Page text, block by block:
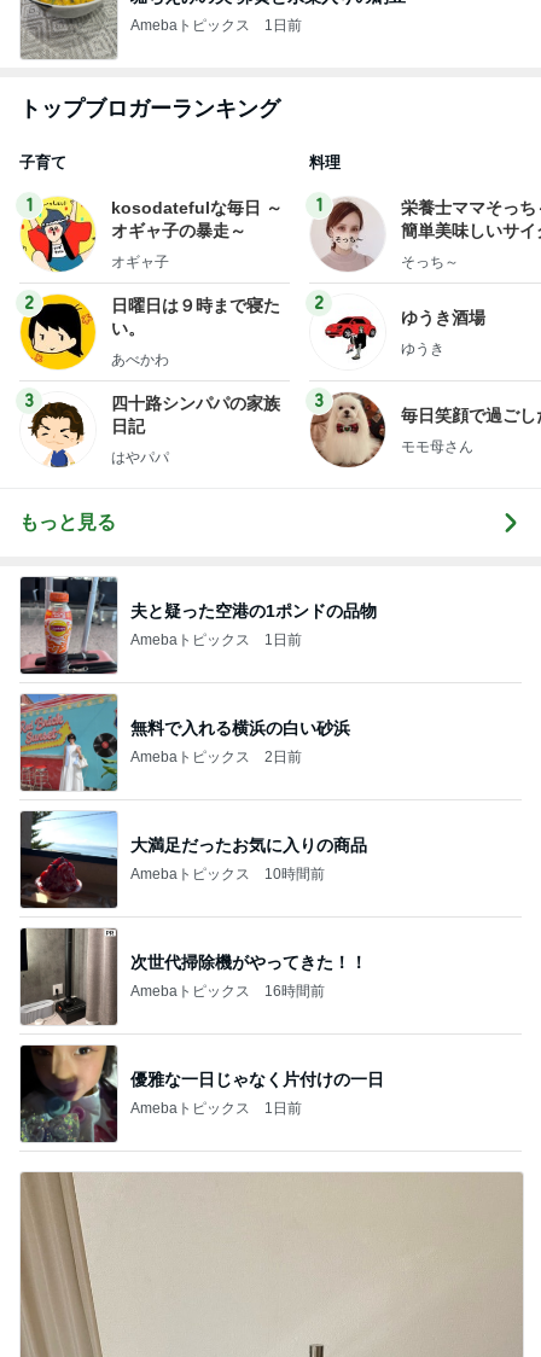
Amebaトピックス 1日前
トップブロガーランキング
子育て
1
kosodatefulな毎日 ～
オギャ子の暴走～
オギャ子
2
日曜日は９時まで寝た
い。
あべかわ
3
四十路シンパパの家族
日記
はやパパ
料理
1
栄養士ママそっち
簡単美味しいサイ
献立
そっち～
2
ゆうき酒場
ゆうき
3
毎日笑顔で過ごし
モモ母さん
もっと見る
夫と疑った空港の1ポンドの品物
Amebaトピックス 1日前
無料で入れる横浜の白い砂浜
Amebaトピックス 2日前
大満足だったお気に入りの商品
Amebaトピックス 10時間前
次世代掃除機がやってきた！！
Amebaトピックス 16時間前
優雅な一日じゃなく片付けの一日
Amebaトピックス 1日前